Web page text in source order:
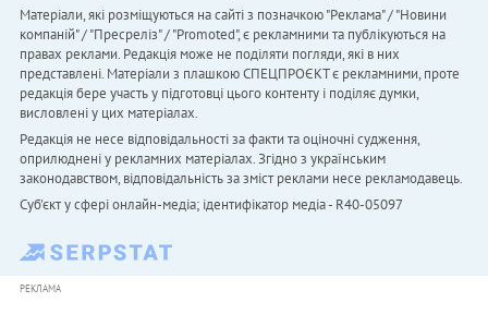
Матеріали, які розміщуються на сайті з позначкою "Реклама" / "Новини
компаній" / "Пресреліз" / "Promoted", є рекламними та публікуються на
правах реклами. Редакція може не поділяти погляди, які в них
представлені. Матеріали з плашкою СПЕЦПРОЄКТ є рекламними, проте
редакція бере участь у підготовці цього контенту і поділяє думки,
висловлені у цих матеріалах.
Редакція не несе відповідальності за факти та оціночні судження,
оприлюднені у рекламних матеріалах. Згідно з українським
законодавством, відповідальність за зміст реклами несе рекламодавець.
Cуб'єкт у сфері онлайн-медіа; ідентифікатор медіа - R40-05097
РЕКЛАМА